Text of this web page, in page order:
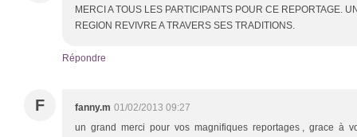
MERCI A TOUS LES PARTICIPANTS POUR CE REPORTAGE.
REGION REVIVRE A TRAVERS SES TRADITIONS.
Répondre
F fanny.m 01/02/2013 09:27
un grand merci pour vos magnifiques reportages , grace à